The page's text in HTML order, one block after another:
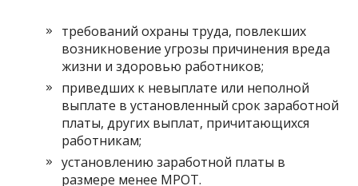
требований охраны труда, повлекших
возникновение угрозы причинения вреда
жизни и здоровью работников;
приведших к невыплате или неполной
выплате в установленный срок заработной
платы, других выплат, причитающихся
работникам;
установлению заработной платы в
размере менее МРОТ.